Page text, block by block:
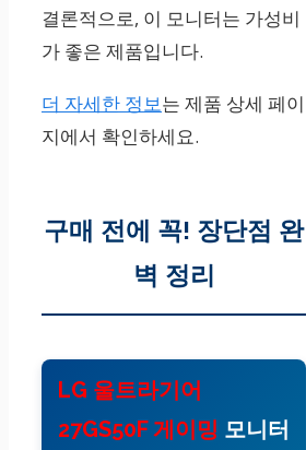
결론적으로, 이 모니터는 가성비
가 좋은 제품입니다.
더 자세한 정보는 제품 상세 페이
지에서 확인하세요.
구매 전에 꼭! 장단점 완
벽 정리
LG 울트라기어
27GS50F 게이밍 모니터